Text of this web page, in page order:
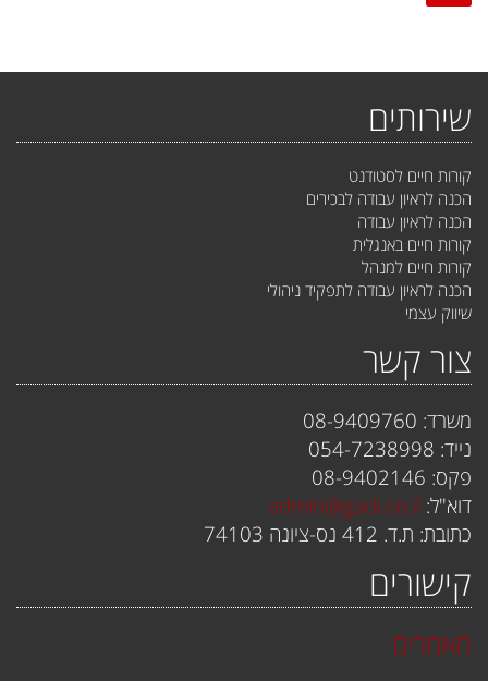
שירותים
קורות חיים לסטודנט
הכנה לראיון עבודה לבכירים
הכנה לראיון עבודה
קורות חיים באנגלית
קורות חיים למנהל
הכנה לראיון עבודה לתפקיד ניהולי
שיווק עצמי
צור קשר
משרד: 08-9409760
נייד: 054-7238998
פקס: 08-9402146
דוא"ל: admin@gadi.co.il
כתובת: ת.ד. 412 נס-ציונה 74103
קישורים
מאמרים